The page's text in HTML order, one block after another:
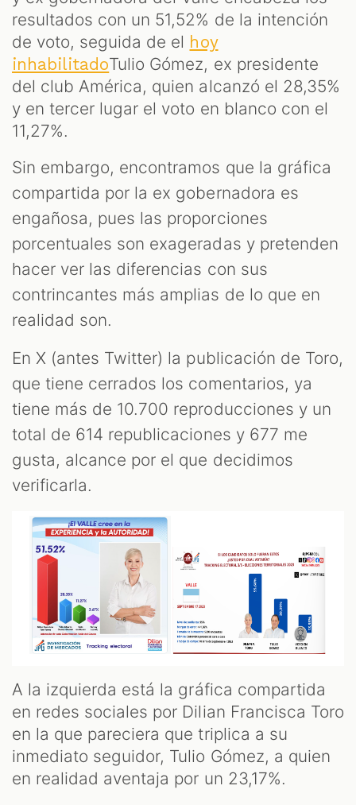
resultados con un 51,52% de la intención
de voto, seguida de el hoy
inhabilitadoTulio Gómez, ex presidente
del club América, quien alcanzó el 28,35%
y en tercer lugar el voto en blanco con el
11,27%.
Sin embargo, encontramos que la gráfica
compartida por la ex gobernadora es
engañosa, pues las proporciones
porcentuales son exageradas y pretenden
hacer ver las diferencias con sus
contrincantes más amplias de lo que en
realidad son.
En X (antes Twitter) la publicación de Toro,
que tiene cerrados los comentarios, ya
tiene más de 10.700 reproducciones y un
total de 614 republicaciones y 677 me
gusta, alcance por el que decidimos
verificarla.
A la izquierda está la gráfica compartida
en redes sociales por Dilian Francisca Toro
en la que pareciera que triplica a su
inmediato seguidor, Tulio Gómez, a quien
en realidad aventaja por un 23,17%.